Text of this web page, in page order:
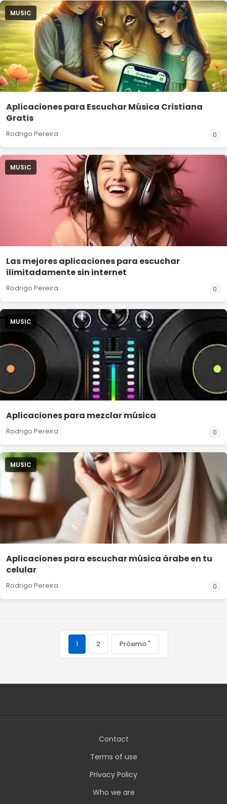
MUSIC
Aplicaciones para Escuchar Música Cristiana
Gratis
Rodrigo Pereira 0
MUSIC
Las mejores aplicaciones para escuchar
ilimitadamente sin internet
Rodrigo Pereira 0
MUSIC
Aplicaciones para mezclar música
Rodrigo Pereira 0
MUSIC
Aplicaciones para escuchar música árabe en tu
celular
Rodrigo Pereira 0
1 2 Próximo "
Contact
Terms of use
Privacy Policy
Who we are